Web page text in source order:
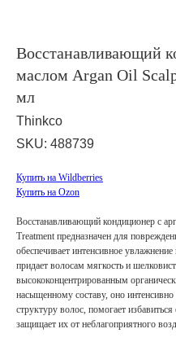
Восстанавливающий
маслом Argan Oil
мл
Thinkco
SKU: 488739
Купить на Wildberries
Купить на Ozon
Восстанавливающий кондиционер с
Treatment предназначен для
обеспечивает интенсивное
придает волосам мягкость и
высококонцентрированным
насыщенному составу, оно интенсивно
структуру волос, помогает
защищает их от неблагоприятного